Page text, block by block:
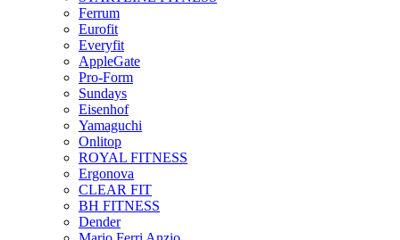
Ferrum
Eurofit
Everyfit
AppleGate
Pro-Form
Sundays
Eisenhof
Yamaguchi
Onlitop
ROYAL FITNESS
Ergonova
CLEAR FIT
BH FITNESS
Dender